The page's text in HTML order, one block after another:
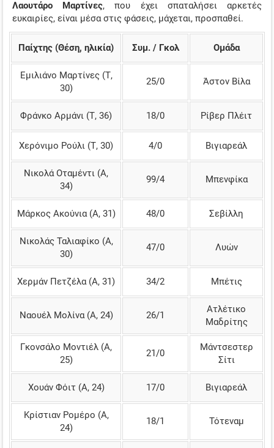
Λαουτάρο Μαρτίνες, που έχει σπαταλήσει αρκετές
ευκαιρίες, είναι μέσα στις φάσεις, μάχεται, προσπαθεί.
Παίχτης (Θέση, ηλικία) Συμ. / Γκολ Ομάδα
Εμιλιάνο Μαρτίνες (Τ,
30)
25/0 Άστον Βίλα
Φράνκο Αρμάνι (Τ, 36) 18/0 Ρίβερ Πλέιτ
Χερόνιμο Ρούλι (Τ, 30) 4/0 Βιγιαρεάλ
Νικολά Οταμέντι (Α,
34)
99/4 Μπενφίκα
Μάρκος Ακούνια (Α, 31) 48/0 Σεβίλλη
Νικολάς Ταλιαφίκο (Α,
30)
47/0 Λυών
Χερμάν Πετζέλα (Α, 31) 34/2 Μπέτις
Ναουέλ Μολίνα (Α, 24) 26/1
Ατλέτικο
Μαδρίτης
Γκονσάλο Μοντιέλ (Α,
25)
21/0
Μάντσεστερ
Σίτι
Χουάν Φόιτ (Α, 24) 17/0 Βιγιαρεάλ
Κρίστιαν Ρομέρο (Α,
24)
18/1 Τότεναμ